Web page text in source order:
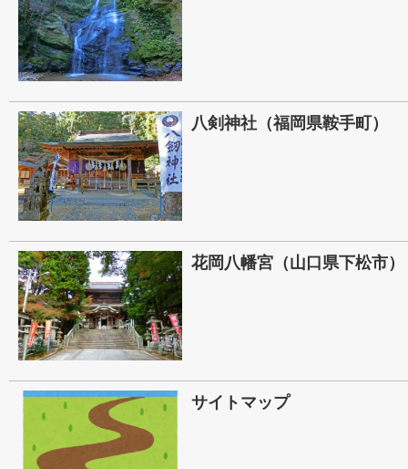
八剣神社（福岡県鞍手町）
花岡八幡宮（山口県下松市）
サイトマップ